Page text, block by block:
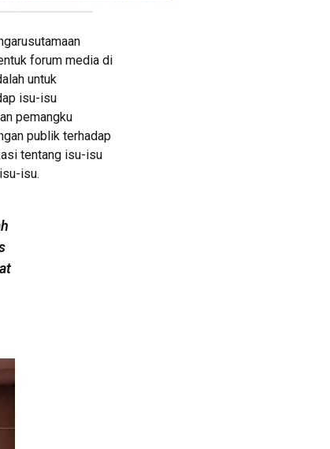
forum media di
untuk
isu-isu
pemangku
publik terhadap
tentang isu-isu
isu.